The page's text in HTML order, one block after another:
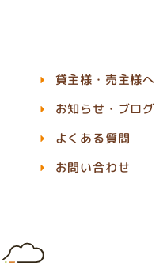
貸主様・売主様へ
お知らせ・ブログ
よくある質問
お問い合わせ